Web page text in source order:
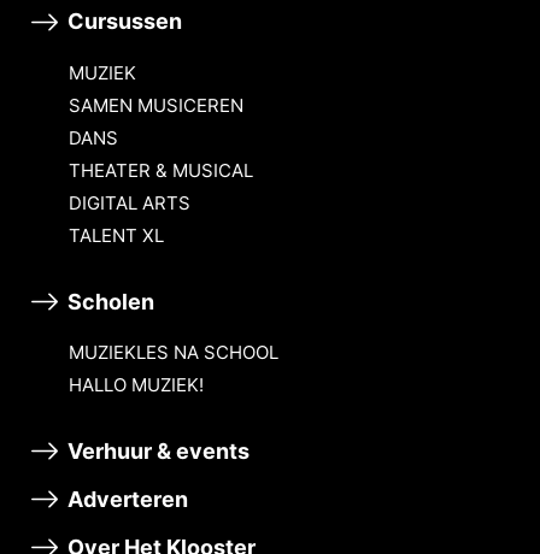
Cursussen
MUZIEK
SAMEN MUSICEREN
DANS
THEATER & MUSICAL
DIGITAL ARTS
TALENT XL
Scholen
MUZIEKLES NA SCHOOL
HALLO MUZIEK!
Verhuur & events
Adverteren
Over Het Klooster